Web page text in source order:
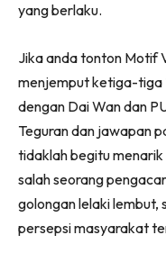
yang berlaku.
Jika anda tonton Motif
menjemput ketiga-tiga
dengan Dai Wan dan
Teguran dan jawapan
tidaklah begitu
salah seorang
golongan lelaki lembut,
persepsi masyarakat